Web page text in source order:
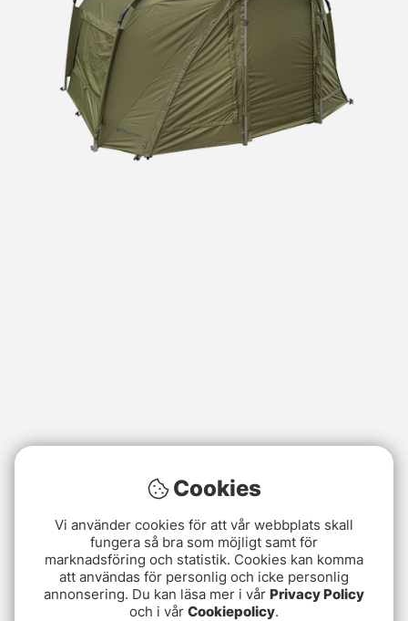
Cookies
Vi använder cookies för att vår webbplats skall
fungera så bra som möjligt samt för
marknadsföring och statistik. Cookies kan komma
att användas för personlig och icke personlig
annonsering. Du kan läsa mer i vår Privacy Policy
och i vår Cookiepolicy.